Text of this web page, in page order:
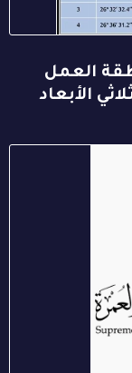
العمل
الأبعاد